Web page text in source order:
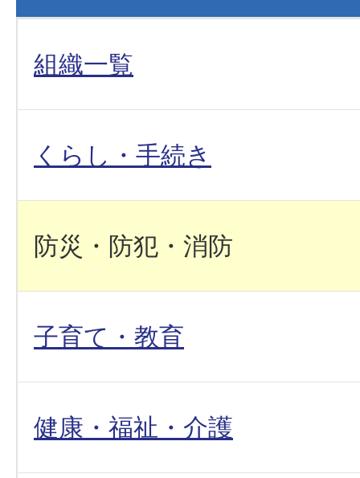
組織一覧
くらし・手続き
防災・防犯・消防
子育て・教育
健康・福祉・介護